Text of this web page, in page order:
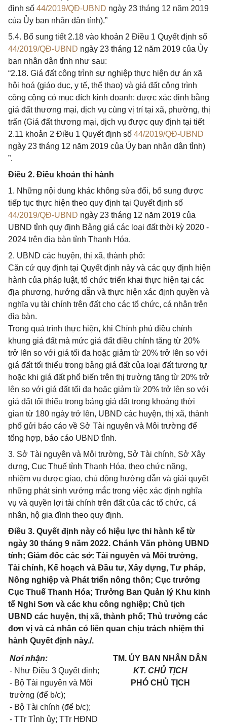
định số 44/2019/QĐ-UBND ngày 23 tháng 12 năm 2019
của Ủy ban nhân dân tỉnh).”
5.4. Bổ sung tiết 2.18 vào khoản 2 Điều 1 Quyết định số
44/2019/QĐ-UBND ngày 23 tháng 12 năm 2019 của Ủy
ban nhân dân tỉnh như sau:
“2.18. Giá đất công trình sự nghiệp thực hiện dự án xã
hội hoá (giáo dục, y tế, thể thao) và giá đất công trình
công cộng có mục đích kinh doanh: được xác định bằng
giá đất thương mại, dịch vụ cùng vị trí tại xã, phường, thị
trấn (Giá đất thương mại, dịch vụ được quy định tại tiết
2.11 khoản 2 Điều 1 Quyết định số 44/2019/QĐ-UBND
ngày 23 tháng 12 năm 2019 của Ủy ban nhân dân tỉnh)
”.
Điều 2. Điều khoản thi hành
1. Những nội dung khác không sửa đổi, bổ sung được
tiếp tục thực hiện theo quy định tại Quyết định số
44/2019/QĐ-UBND ngày 23 tháng 12 năm 2019 của
UBND tỉnh quy định Bảng giá các loại đất thời kỳ 2020 -
2024 trên địa bàn tỉnh Thanh Hóa.
2. UBND các huyện, thị xã, thành phố:
Căn cứ quy định tại Quyết định này và các quy định hiện
hành của pháp luật, tổ chức triển khai thực hiện tại các
địa phương, hướng dẫn và thực hiện xác định quyền và
nghĩa vụ tài chính trên đất cho các tổ chức, cá nhân trên
địa bàn.
Trong quá trình thực hiện, khi Chính phủ điều chỉnh
khung giá đất mà mức giá đất điều chỉnh tăng từ 20%
trở lên so với giá tối đa hoặc giảm từ 20% trở lên so với
giá đất tối thiểu trong bảng giá đất của loại đất tương tự
hoặc khi giá đất phổ biến trên thị trường tăng từ 20% trở
lên so với giá đất tối đa hoặc giảm từ 20% trở lên so với
giá đất tối thiểu trong bảng giá đất trong khoảng thời
gian từ 180 ngày trở lên, UBND các huyện, thị xã, thành
phố gửi báo cáo về Sở Tài nguyên và Môi trường để
tổng hợp, báo cáo UBND tỉnh.
3. Sở Tài nguyên và Môi trường, Sở Tài chính, Sở Xây
dựng, Cục Thuế tỉnh Thanh Hóa, theo chức năng,
nhiệm vụ được giao, chủ động hướng dẫn và giải quyết
những phát sinh vướng mắc trong việc xác định nghĩa
vụ và quyền lợi tài chính trên đất của các tổ chức, cá
nhân, hộ gia đình theo quy định.
Điều 3. Quyết định này có hiệu lực thi hành kể từ
ngày 30 tháng 9 năm 2022. Chánh Văn phòng UBND
tỉnh; Giám đốc các sở: Tài nguyên và Môi trường,
Tài chính, Kế hoạch và Đầu tư, Xây dựng, Tư pháp,
Nông nghiệp và Phát triển nông thôn; Cục trưởng
Cục Thuế Thanh Hóa; Trưởng Ban Quản lý Khu kinh
tế Nghi Sơn và các khu công nghiệp; Chủ tịch
UBND các huyện, thị xã, thành phố; Thủ trưởng các
đơn vị và cá nhân có liên quan chịu trách nhiệm thi
hành Quyết định này./.
Nơi nhận:
- Như Điều 3 Quyết định;
- Bộ Tài nguyên và Môi
trường (để b/c);
- Bộ Tài chính (để b/c);
- TTr Tỉnh ủy; TTr HĐND
TM. ỦY BAN NHÂN DÂN
KT. CHỦ TỊCH
PHÓ CHỦ TỊCH